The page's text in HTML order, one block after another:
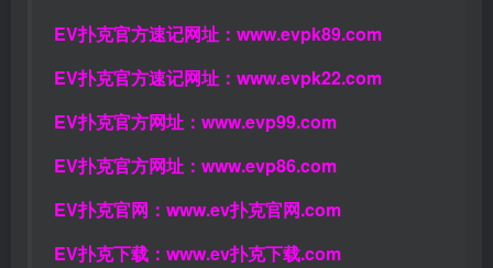
EV扑克官方速记网址： www.evpk89.com
EV扑克官方速记网址： www.evpk22.com
EV扑克官方网址： www.evp99.com
EV扑克官方网址： www.evp86.com
EV扑克官网： www.ev扑克官网.com
EV扑克下载： www.ev扑克下载.com